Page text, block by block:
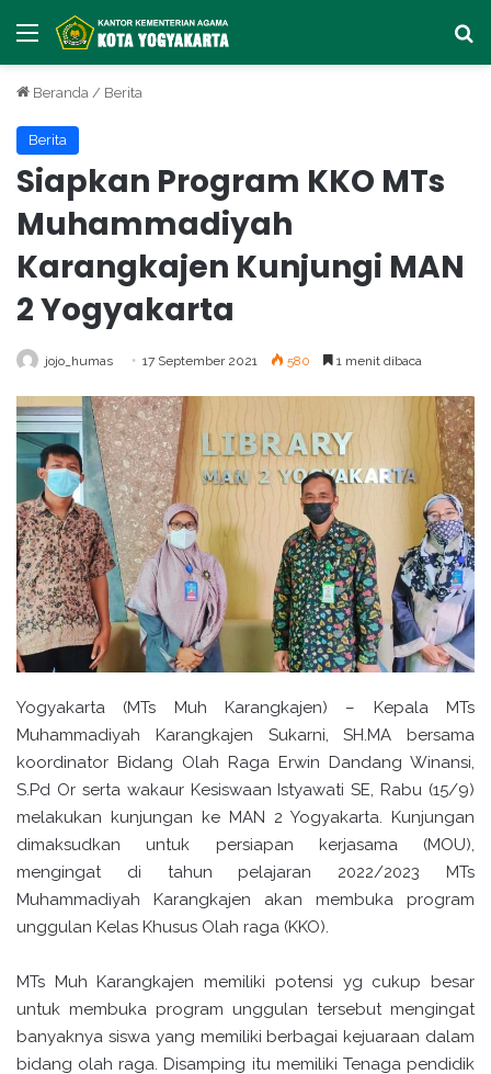
Menu
Beranda / Berita
Berita
Siapkan Program KKO MTs
Muhammadiyah
Karangkajen Kunjungi MAN
2 Yogyakarta
jojo_humas 17 September 2021 580 1 menit dibaca
Yogyakarta (MTs Muh Karangkajen) – Kepala MTs
Muhammadiyah Karangkajen Sukarni, SH.MA bersama
koordinator Bidang Olah Raga Erwin Dandang Winansi,
S.Pd Or serta wakaur Kesiswaan Istyawati SE, Rabu (15/9)
melakukan kunjungan ke MAN 2 Yogyakarta. Kunjungan
dimaksudkan untuk persiapan kerjasama (MOU),
mengingat di tahun pelajaran 2022/2023 MTs
Muhammadiyah Karangkajen akan membuka program
unggulan Kelas Khusus Olah raga (KKO).
MTs Muh Karangkajen memiliki potensi yg cukup besar
untuk membuka program unggulan tersebut mengingat
banyaknya siswa yang memiliki berbagai kejuaraan dalam
bidang olah raga. Disamping itu memiliki Tenaga pendidik